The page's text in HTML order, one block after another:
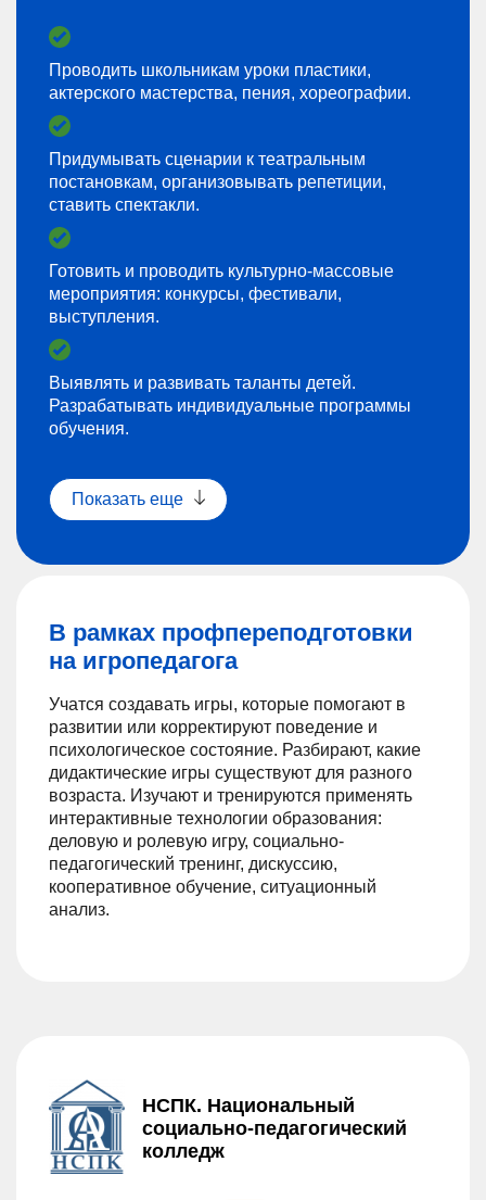
Проводить школьникам уроки пластики,
актерского мастерства, пения, хореографии.
Придумывать сценарии к театральным
постановкам, организовывать репетиции,
ставить спектакли.
Готовить и проводить культурно-массовые
мероприятия: конкурсы, фестивали,
выступления.
Выявлять и развивать таланты детей.
Разрабатывать индивидуальные программы
обучения.
Показать еще
В рамках профпереподготовки
на игропедагога
Учатся создавать игры, которые помогают в
развитии или корректируют поведение и
психологическое состояние. Разбирают, какие
дидактические игры существуют для разного
возраста. Изучают и тренируются применять
интерактивные технологии образования:
деловую и ролевую игру, социально-
педагогический тренинг, дискуссию,
кооперативное обучение, ситуационный
анализ.
НСПК. Национальный
социально-педагогический
колледж